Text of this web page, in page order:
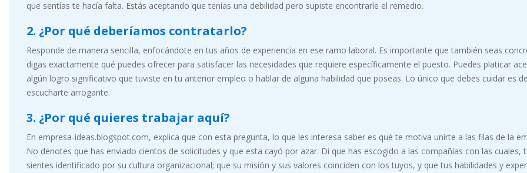
que sentías te hacía falta. Estás aceptando que tenías una debilidad pero supiste encontrarle el remedio.
2. ¿Por qué deberíamos contratarlo?
Responde de manera sencilla, enfocándote en tus años de experiencia en ese ramo laboral. Es importante que también seas
digas exactamente qué puedes ofrecer para satisfacer las necesidades que requiere específicamente el puesto. Puedes platicar
algún logro significativo que tuviste en tu anterior empleo o hablar de alguna habilidad que poseas. Lo único que debes cuidar es
escucharte arrogante.
3. ¿Por qué quieres trabajar aquí?
En empresa-ideas.blogspot.com, explica que con esta pregunta, lo que les interesa saber es qué te motiva unirte a las filas de la
No denotes que has enviado cientos de solicitudes y que esta cayó por azar. Di que has escogido a las compañías con las cuales,
sientes identificado por su cultura organizacional; que su misión y sus valores coinciden con los tuyos, y que tus habilidades y